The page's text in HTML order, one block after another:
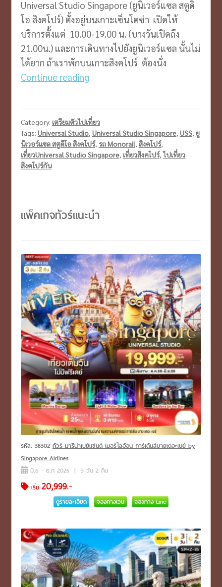
Universal Studio Singapore (ยูนิเวอร์แซล สตูดิ
โอ สิงคโปร์) ตั้งอยู่บนเกาะเซ็นโตซ่า เปิดให้
บริการตั้งแต่ 10.00-19.00 น. (บางวันเปิดถึง
21.00น.) และการเดินทางไปยังยูนิเวอร์แซล นั้นไม่
ได้ยาก ถ้าเราพักบนเกาะสิงคโปร์ ต้องนั่ง
Continue readingไป
Singapore
ง่ายๆ
ด้วย
รถ
Category: เตรียมตัวไปเที่ยว
Tags: Universal Studio, Universal Studio Singapore, USS, ยู
นิเวอร์แซล สตูดิโอ สิงคโปร์, รถ Monorail, สิงคโปร์,
เที่ยวUniversal Studio Singapore, เที่ยวสิงคโปร์,ไปเที่ยว
สิงคโปร์กัน
แพ็คเกจทัวร์แนะนำ
รหัส: 38302 ทัวร์ มารีน่าเบย์แซนด์ เมอร์ไลอ้อน การ์เด้นส์บายเดอะเบย์ by
Singapore Airlines
มิ.ย - ธ.ค 2026 | 3 วัน 2 คืน
เริ่ม 20,999.-
ดูรายละเอียด จองทางเวบ จองทาง Line